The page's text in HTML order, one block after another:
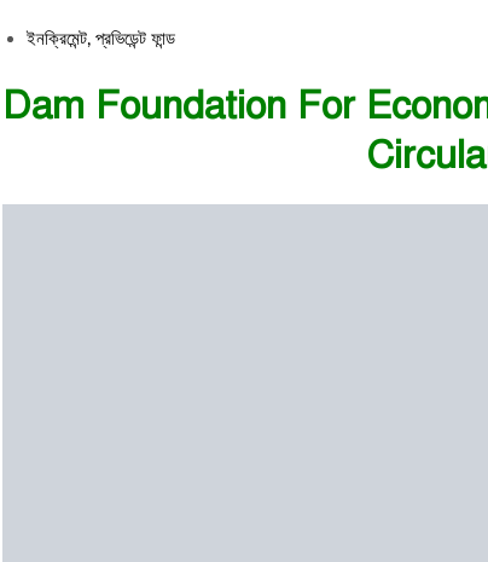
ইনক্রিমেন্ট, প্রভিডেন্ট ফান্ড
Dam Foundation For